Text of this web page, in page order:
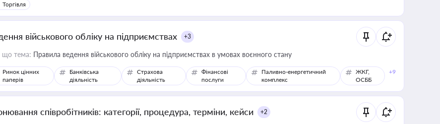
Торгівля
військового обліку на підприємствах +3
що тема: Правила ведення військового обліку на підприємствах в умовах воєнного стану
Ринок цінних
паперів
Банківська
діяльність
Страхова
діяльність
Фінансові
послуги
Паливно-енергетичний
комплекс
ЖКГ,
ОСББ
+9
співробітників: категорії, процедура, терміни, кейси +2